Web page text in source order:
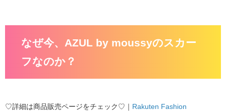
なぜ今、AZUL by moussyのスカー
フなのか？
♡詳細は商品販売ページをチェック♡｜ Rakuten Fashion